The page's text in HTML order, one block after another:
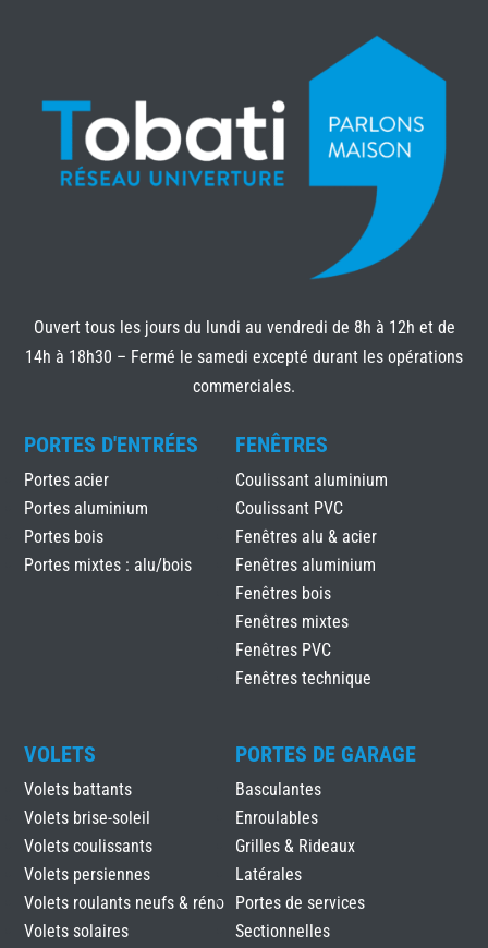
Ouvert tous les jours du lundi au vendredi de 8h à 12h et de
14h à 18h30 – Fermé le samedi excepté durant les opérations
commerciales.
PORTES D'ENTRÉES
Portes acier
Portes aluminium
Portes bois
Portes mixtes : alu/bois
FENÊTRES
Coulissant aluminium
Coulissant PVC
Fenêtres alu & acier
Fenêtres aluminium
Fenêtres bois
Fenêtres mixtes
Fenêtres PVC
Fenêtres technique
VOLETS
Volets battants
Volets brise-soleil
Volets coulissants
Volets persiennes
Volets roulants neufs & réno
Volets solaires
PORTES DE GARAGE
Basculantes
Enroulables
Grilles & Rideaux
Latérales
Portes de services
Sectionnelles